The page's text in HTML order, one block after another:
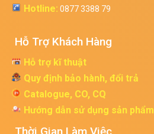
Hotline: 0877 3388 79
Hỗ Trợ Khách Hàng
Hỗ trợ kĩ thuật
Quy định bảo hành, đổi trả
Catalogue, CO, CQ
Hướng dẫn sử dụng sản phẩm